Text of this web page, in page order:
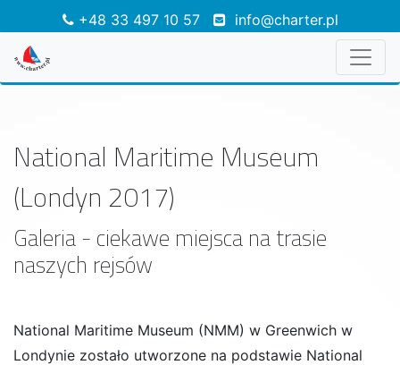
+48 33 497 10 57 info@charter.pl
National Maritime Museum
(Londyn 2017)
Galeria - ciekawe miejsca na trasie
naszych rejsów
National Maritime Museum (NMM) w Greenwich w
Londynie zostało utworzone na podstawie National